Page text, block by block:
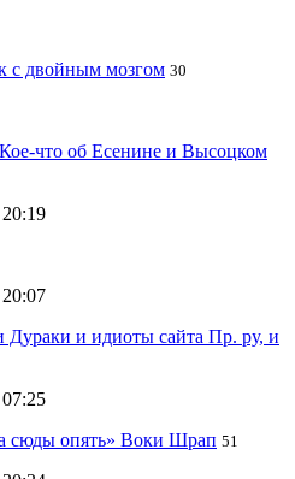
с двойным мозгом 30
что об Есенине и Высоцком
20:19
20:07
Дураки и идиоты сайта Пр. ру, и
07:25
сюды опять» Воки Шрап 51